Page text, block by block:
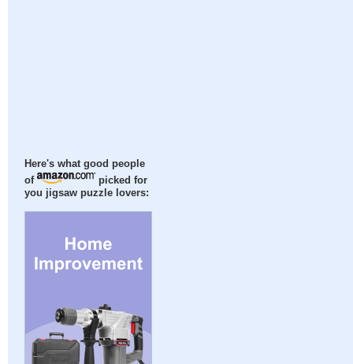
Here's what good people
of
picked for
you jigsaw puzzle lovers: